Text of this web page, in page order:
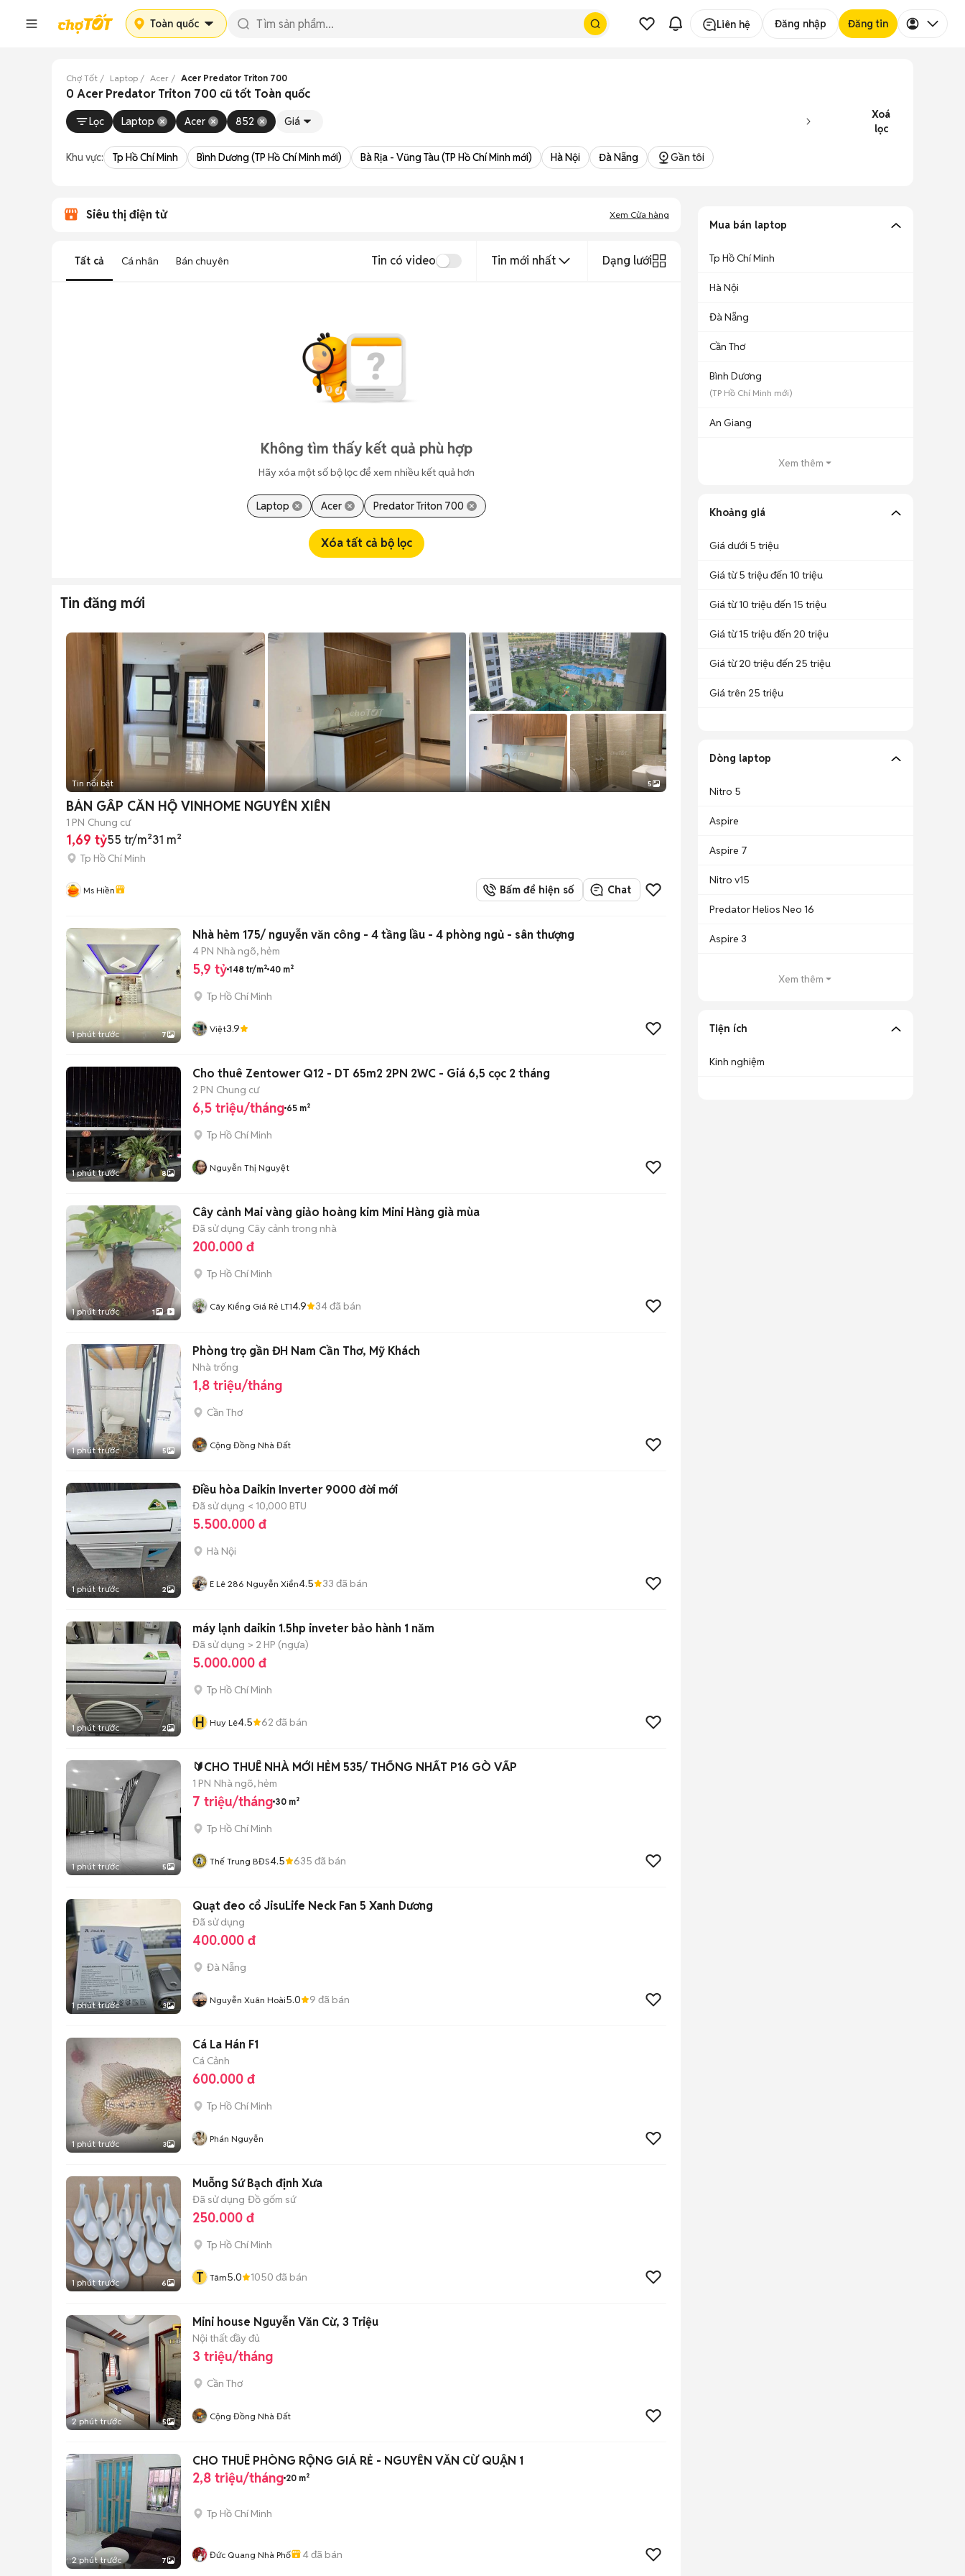
Toàn quốc Liên hệ Đăng nhập Đăng tin
Chợ Tốt Laptop Acer Acer Predator Triton 700
0 Acer Predator Triton 700 cũ tốt Toàn quốc
Lọc Laptop Acer 852 Giá
Xoá
lọc
Khu vực: Tp Hồ Chí Minh Bình Dương (TP Hồ Chí Minh mới) Bà Rịa - Vũng Tàu (TP Hồ Chí Minh mới) Hà Nội Đà Nẵng Gần tôi
Siêu thị điện tử Xem Cửa hàng
Tất cả Cá nhân Bán chuyên Tin có video Tin mới nhất Dạng lưới
Không tìm thấy kết quả phù hợp
Hãy xóa một số bộ lọc để xem nhiều kết quả hơn
Laptop Acer Predator Triton 700
Xóa tất cả bộ lọc
Tin đăng mới
Tin nổi bật 5
BÁN GẤP CĂN HỘ VINHOME NGUYỄN XIỂN
1 PN Chung cư
1,69 tỷ55 tr/m²31 m²
Tp Hồ Chí Minh
Ms Hiền Bấm để hiện số Chat
1 phút trước 7
Nhà hẻm 175/ nguyễn văn công - 4 tầng lầu - 4 phòng ngủ - sân thượng
4 PN Nhà ngõ, hẻm
5,9 tỷ 148 tr/m² 40 m²
Tp Hồ Chí Minh
Việt3.9
1 phút trước 8
Cho thuê Zentower Q12 - DT 65m2 2PN 2WC - Giá 6,5 cọc 2 tháng
2 PN Chung cư
6,5 triệu/tháng 65 m²
Tp Hồ Chí Minh
Nguyễn Thị Nguyệt
1 phút trước 1
Cây cảnh Mai vàng giảo hoàng kim Mini Hàng già mùa
Đã sử dụng Cây cảnh trong nhà
200.000 đ
Tp Hồ Chí Minh
Cây Kiểng Giá Rẻ LT14.9 34đã bán
1 phút trước 5
Phòng trọ gần ĐH Nam Cần Thơ, Mỹ Khách
Nhà trống
1,8 triệu/tháng
Cần Thơ
Cộng Đồng Nhà Đất
1 phút trước 2
Điều hòa Daikin Inverter 9000 đời mới
Đã sử dụng < 10,000 BTU
5.500.000 đ
Hà Nội
E Lê 286 Nguyễn Xiển4.5 33 đã bán
1 phút trước 2
máy lạnh daikin 1.5hp inveter bảo hành 1 năm
Đã sử dụng > 2 HP (ngựa)
5.000.000 đ
Tp Hồ Chí Minh
H Huy Lê4.5 62 đã bán
1 phút trước 5
🔰CHO THUÊ NHÀ MỚI HẺM 535/ THỐNG NHẤT P16 GÒ VẤP
1 PN Nhà ngõ, hẻm
7 triệu/tháng 30 m²
Tp Hồ Chí Minh
Thế Trung BĐS4.5 635 đã bán
1 phút trước 3
Quạt đeo cổ JisuLife Neck Fan 5 Xanh Dương
Đã sử dụng
400.000 đ
Đà Nẵng
Nguyễn Xuân Hoài5.0 9 đã bán
1 phút trước 3
Cá La Hán F1
Cá Cảnh
600.000 đ
Tp Hồ Chí Minh
Phán Nguyễn
1 phút trước 6
Muỗng Sứ Bạch định Xưa
Đã sử dụng Đồ gốm sứ
250.000 đ
Tp Hồ Chí Minh
T Tâm5.0 1050 đã bán
2 phút trước 5
Mini house Nguyễn Văn Cừ, 3 Triệu
Nội thất đầy đủ
3 triệu/tháng
Cần Thơ
Cộng Đồng Nhà Đất
2 phút trước 7
CHO THUÊ PHÒNG RỘNG GIÁ RẺ - NGUYỄN VĂN CỪ QUẬN 1
2,8 triệu/tháng 20 m²
Tp Hồ Chí Minh
Đức Quang Nhà Phố 4đã bán
Mua bán laptop
Tp Hồ Chí Minh
Hà Nội
Đà Nẵng
Cần Thơ
Bình Dương
(TP Hồ Chí Minh mới)
An Giang
Xem thêm
Khoảng giá
Giá dưới 5 triệu
Giá từ 5 triệu đến 10 triệu
Giá từ 10 triệu đến 15 triệu
Giá từ 15 triệu đến 20 triệu
Giá từ 20 triệu đến 25 triệu
Giá trên 25 triệu
Dòng laptop
Nitro 5
Aspire
Aspire 7
Nitro v15
Predator Helios Neo 16
Aspire 3
Xem thêm
Tiện ích
Kinh nghiệm